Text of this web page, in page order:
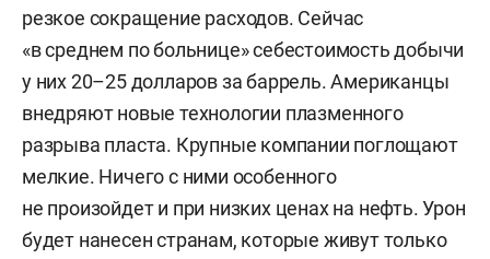
резкое сокращение расходов. Сейчас
«в среднем по больнице» себестоимость добычи
у них 20–25 долларов за баррель. Американцы
внедряют новые технологии плазменного
разрыва пласта. Крупные компании поглощают
мелкие. Ничего с ними особенного
не произойдет и при низких ценах на нефть. Урон
будет нанесен странам, которые живут только